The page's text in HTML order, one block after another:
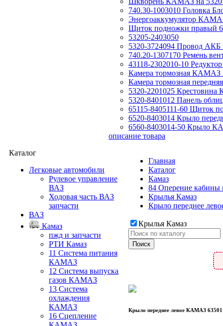
740.30-1003010 Головка
Энергоаккумулятор
Щиток подножки правый
53205-2403050
5320-3724094 Провод
740.20-1307170 Ремень
43118-2302010-10
Камера тормозная КАМАЗ
Камера тормозная
5320-2201025
5320-8401012 Панель
65115-8405111-60 Щиток
6520-8403014 Крыло
6560-8403014-50 Крыло
описание товара
Каталог
Легковые автомобили
Рулевое управление
ВАЗ
Ходовая часть ВАЗ
запчасти
ВАЗ
Камаз
пжд и запчасти
РТИ Камаз
11 Система питания
КАМАЗ
12 Система выпуска
газов КАМАЗ
13 Система
охлаждения
КАМАЗ
16 Сцепление
Главная
Каталог
Камаз
84 Оперение кабины
Крылья Камаз
Крыло переднее
Крылья Камаз
Крыло переднее левое КАМАЗ